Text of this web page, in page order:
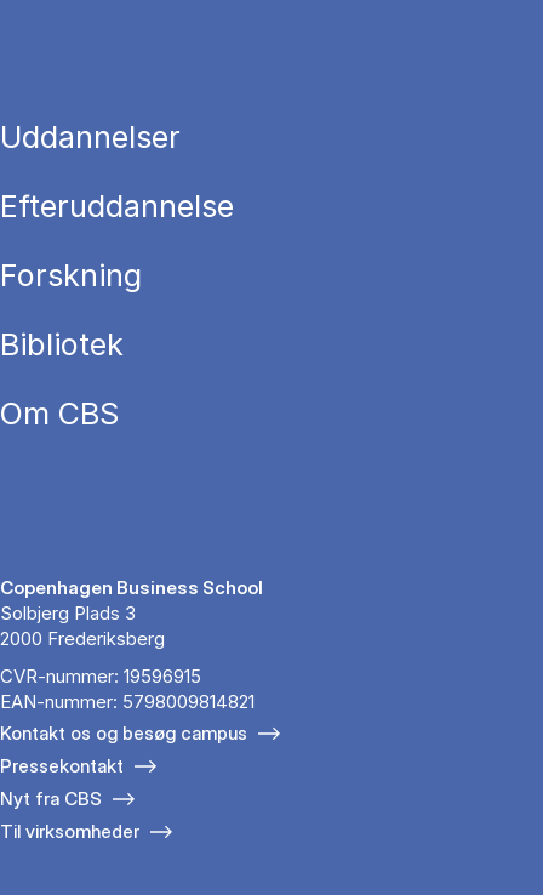
Uddannelser
Efteruddannelse
Forskning
Bibliotek
Om CBS
Copenhagen Business School
Solbjerg Plads 3
2000 Frederiksberg
CVR-nummer: 19596915
EAN-nummer: 5798009814821
Kontakt os og besøg campus
Pressekontakt
Nyt fra CBS
Til virksomheder